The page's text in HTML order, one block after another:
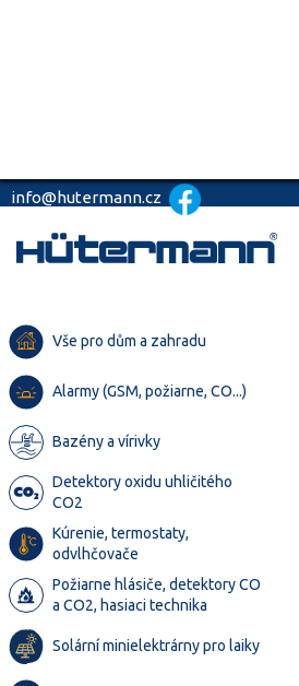
info@hutermann.cz
Vše pro dům a zahradu
Alarmy (GSM, požiarne, CO...)
Bazény a vírivky
Detektory oxidu uhličitého
CO2
Kúrenie, termostaty,
odvlhčovače
Požiarne hlásiče, detektory CO
a CO2, hasiaci technika
Solární minielektrárny pro laiky